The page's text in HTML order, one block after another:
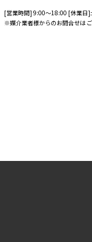
[営業時間] 9:00〜18:00 [休業日]
※媒介業者様からのお問合せは ご